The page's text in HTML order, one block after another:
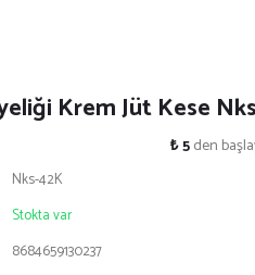
Krem Jüt Kese
₺ 5den
Nks-42K
Stokta var
8684659130237